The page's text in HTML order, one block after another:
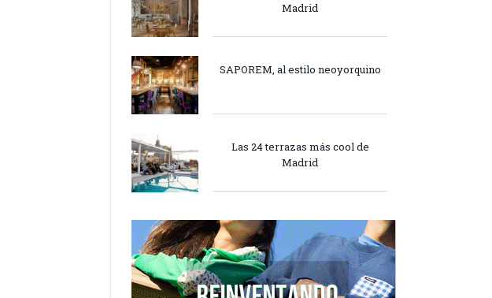
Madrid
SAPOREM, al estilo neoyorquino
Las 24 terrazas más cool de
Madrid